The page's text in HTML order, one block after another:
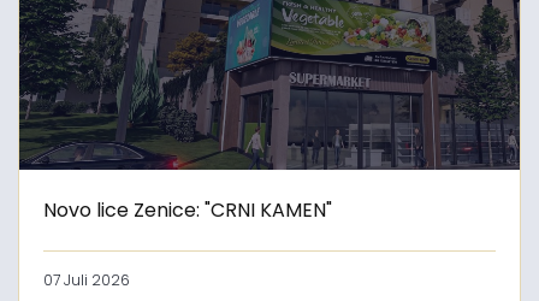
Novo lice Zenice: "CRNI KAMEN"
07 Juli 2026